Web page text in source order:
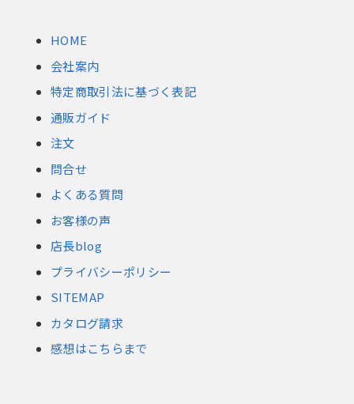
HOME
会社案内
特定商取引法に基づく表記
通販ガイド
注文
問合せ
よくある質問
お客様の声
店長blog
プライバシーポリシー
SITEMAP
カタログ請求
感想はこちらまで